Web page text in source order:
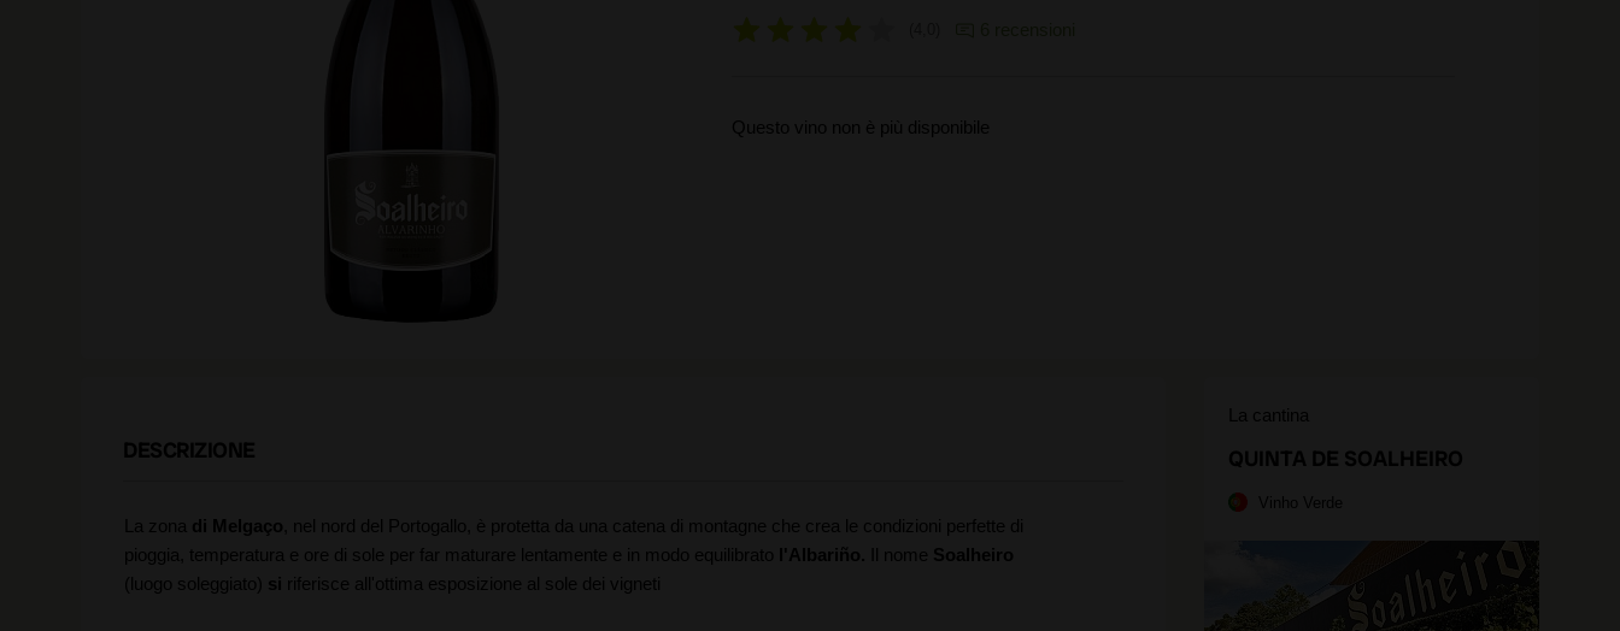
Questo vino non è più disponibile
DESCRIZIONE
La zona di Melgaço , nel nord del Portogallo, è protetta da una catena di montagne che crea le condizioni perfette di
pioggia, temperatura e ore di sole per far maturare lentamente e in modo equilibrato l'Albariño. Il nome Soalheiro
(luogo soleggiato) si riferisce all'ottima esposizione al sole dei vigneti
La cantina
QUINTA DE SOALHEIRO
Vinho Verde